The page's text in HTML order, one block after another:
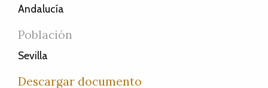
Andalucía
Población
Sevilla
Descargar documento